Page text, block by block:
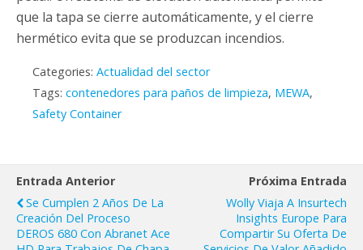
que la tapa se cierre automáticamente, y el cierre
hermético evita que se produzcan incendios.
Categories: Actualidad del sector
Tags: contenedores para paños de limpieza, MEWA,
Safety Container
Entrada Anterior
Se Cumplen 2 Años De La
Creación Del Proceso
DEROS 680 Con Abranet Ace
Próxima Entrada
Wolly Viaja A Insurtech
Insights Europe Para
Compartir Su Oferta De